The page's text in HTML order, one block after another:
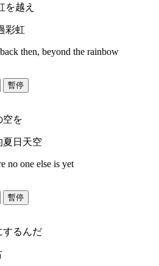
を越え
彩虹
then, beyond the rainbow
暫停
空を
夏日天空
no one else is yet
暫停
するんだ